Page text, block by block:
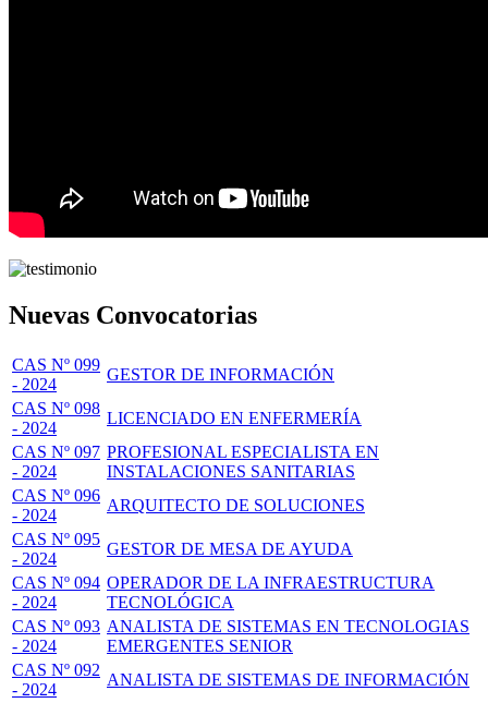
Nuevas Convocatorias
CAS Nº 099
- 2024
GESTOR DE INFORMACIÓN
CAS Nº 098
- 2024
LICENCIADO EN ENFERMERÍA
CAS Nº 097
- 2024
PROFESIONAL ESPECIALISTA EN
INSTALACIONES SANITARIAS
CAS Nº 096
- 2024
ARQUITECTO DE SOLUCIONES
CAS Nº 095
- 2024
GESTOR DE MESA DE AYUDA
CAS Nº 094
- 2024
OPERADOR DE LA INFRAESTRUCTURA
TECNOLÓGICA
CAS Nº 093
- 2024
ANALISTA DE SISTEMAS EN TECNOLOGIAS
EMERGENTES SENIOR
CAS Nº 092
- 2024
ANALISTA DE SISTEMAS DE INFORMACIÓN